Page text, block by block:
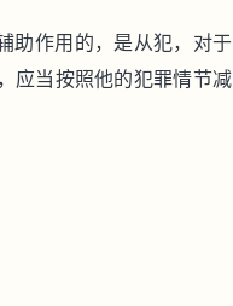
助作用的，是从犯，对于
应当按照他的犯罪情节减